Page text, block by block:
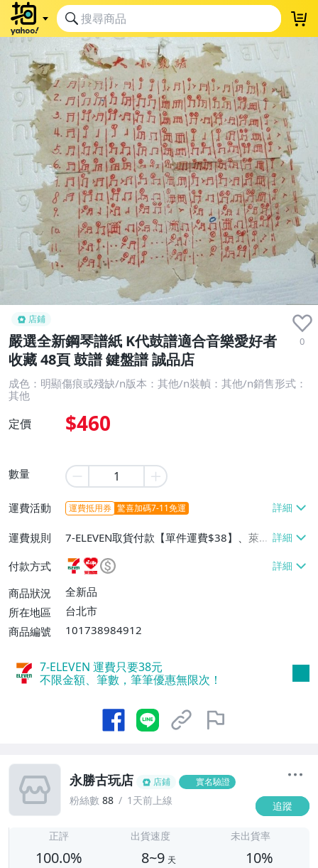
店鋪
嚴選全新鋼琴譜紙 K代鼓譜適合音樂愛好者
收藏 48頁 鼓譜 鍵盤譜 誠品店
0
成色：明顯傷痕或殘缺/n版本：其他/n裝幀：其他/n銷售形式：
其他
定價 $460
數量
運費活動 運費抵用券 驚喜加碼7-11免運
運費規則
7-ELEVEN取貨付款【單件運費$38】、萊爾
富取貨付款【單件運費$60】、宅配/貨運
【單件運費$130】
付款方式
商品狀況
全新品
所在地區
台北市
商品編號
101738984912
7-ELEVEN 運費只要38元
不限金額、筆數，筆筆優惠無限次！
永勝古玩店 店鋪 實名驗證
粉絲數 88 1天前上線 追蹤
正評
100.0%
出貨速度
8~9 天
未出貨率
10%